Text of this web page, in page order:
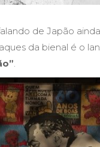
de Japão
da bienal é o
.